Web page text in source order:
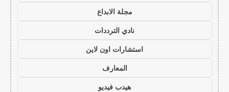
مجلة الابداع
نادي الترددات
استشارات اون لاين
المعارف
هيدب فيديو